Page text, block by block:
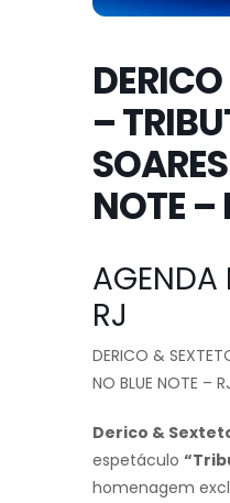
–
NOTE –
AGENDA
RJ
DERICO &
NO BLUE NOTE –
Derico &
espetáculo
homenagem